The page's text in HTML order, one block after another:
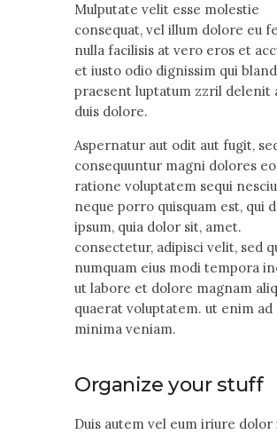
Мulputate velit esse molestie
consequat, vel illum dolore eu
nulla facilisis at vero eros et
et iusto odio dignissim qui
praesent luptatum zzril delenit
duis dolore.
Aspernatur aut odit aut fugit,
consequuntur magni dolores
ratione voluptatem sequi
neque porro quisquam est, qui
ipsum, quia dolor sit, amet.
consectetur, adipisci velit, sed
numquam eius modi tempora
ut labore et dolore magnam
quaerat voluptatem. ut enim ad
minima veniam.
Organize your stuff
Duis autem vel eum iriure dolor